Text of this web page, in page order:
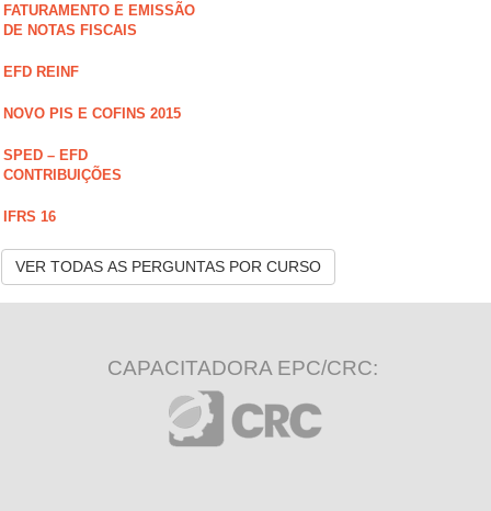
FATURAMENTO E EMISSÃO
DE NOTAS FISCAIS
EFD REINF
NOVO PIS E COFINS 2015
SPED – EFD
CONTRIBUIÇÕES
IFRS 16
VER TODAS AS PERGUNTAS POR CURSO
CAPACITADORA EPC/CRC: